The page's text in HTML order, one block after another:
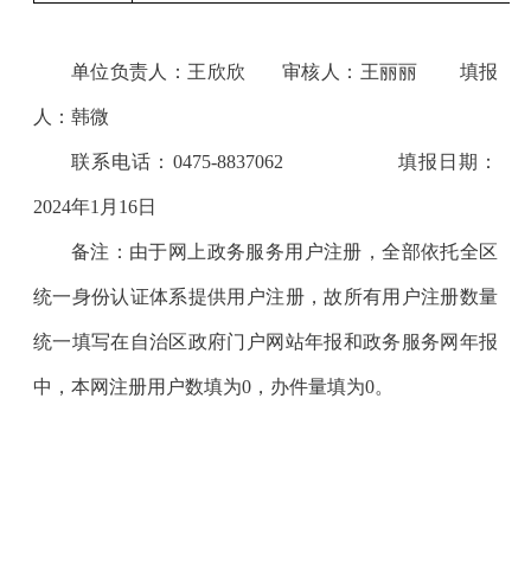
单位负责人： 王欣欣 审核人： 王丽丽 填报
人： 韩微
联系电话： 0475-8837062 填报日期：
2024年1月16日
备注： 由于网上政务服务用户注册，全部依托全区
统一身份认证体系提供用户注册，故所有用户注册数量
统一填写在自治区政府门户网站年报和政务服务网年报
中，本网注册用户数填为0，办件量填为0。